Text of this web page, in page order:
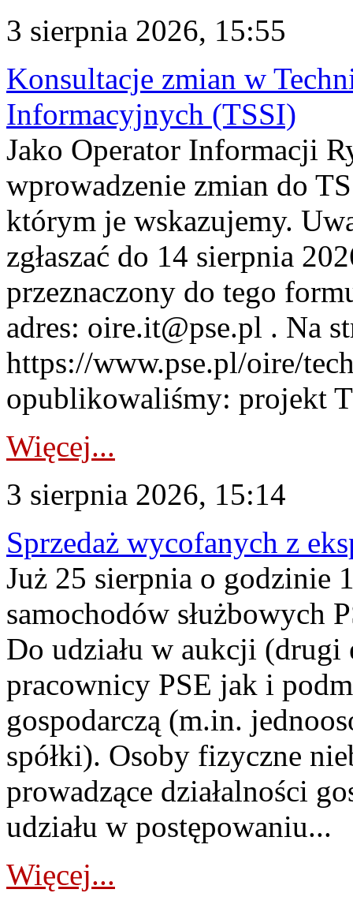
3 sierpnia 2026, 15:55
Konsultacje zmian w
Informacyjnych (TSSI)
Jako Operator Informacji
wprowadzenie zmian do
którym je wskazujemy.
zgłaszać do 14 sierpnia
przeznaczony do tego
adres: oire.it@pse.pl . Na
https://www.pse.pl/oire/
opublikowaliśmy: projekt
Więcej...
3 sierpnia 2026, 15:14
Sprzedaż wycofanych z
Już 25 sierpnia o godzinie
samochodów służbowych
Do udziału w aukcji (drugi
pracownicy PSE jak i
gospodarczą (m.in.
spółki). Osoby fizyczne
prowadzące działalności
udziału w postępowaniu...
Więcej...